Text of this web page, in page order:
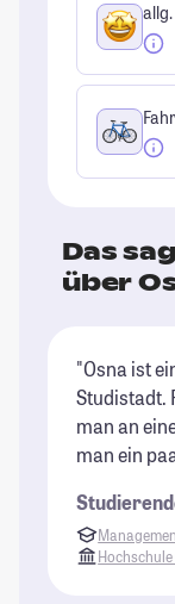
Das
über
"Osna ist
Studistadt.
man an
man ein